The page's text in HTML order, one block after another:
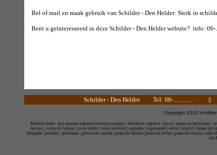
Bel of mail en maak gebruik van Schilder - Den Helder: Sterk in
Bent u geïnteresseerd in deze Schilder - Den Helder website? info:
Schilder - Den HelderTel: 06-.............. ||
Copyright 2012
Related links: last minute vakantie reizen portugal albufeira| algarve| alvor| angra do heroismo
cascais
costa de lisboa costa verde curia ericeira espinho esposende estoi estoril
fenais da
delgada| porches portimao povoa de varzim| praia da falesia| praia da rocha| praia da vitoria| rabo
vila